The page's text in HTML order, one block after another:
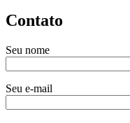
Contato
Seu nome
Seu e-mail